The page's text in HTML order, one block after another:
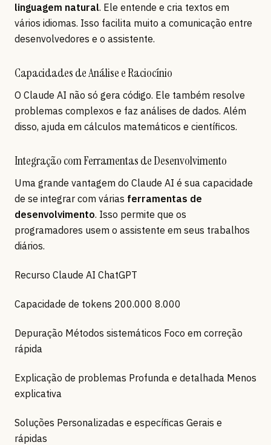
linguagem natural. Ele entende e cria textos em
vários idiomas. Isso facilita muito a comunicação entre
desenvolvedores e o assistente.
Capacidades de Análise e Raciocínio
O Claude AI não só gera código. Ele também resolve
problemas complexos e faz análises de dados. Além
disso, ajuda em cálculos matemáticos e científicos.
Integração com Ferramentas de Desenvolvimento
Uma grande vantagem do Claude AI é sua capacidade
de se integrar com várias ferramentas de
desenvolvimento. Isso permite que os
programadores usem o assistente em seus trabalhos
diários.
Recurso Claude AI ChatGPT
Capacidade de tokens 200.000 8.000
Depuração Métodos sistemáticos Foco em correção
rápida
Explicação de problemas Profunda e detalhada Menos
explicativa
Soluções Personalizadas e específicas Gerais e
rápidas